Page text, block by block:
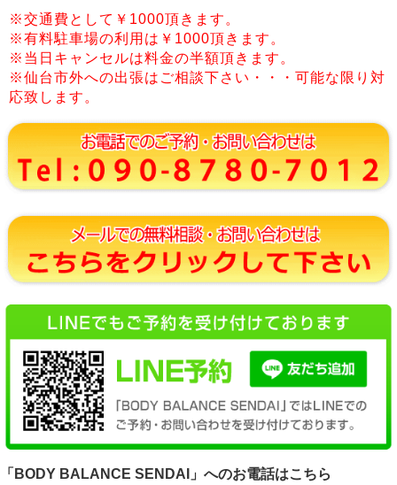
※交通費として￥1000頂きます。
※有料駐車場の利用は￥1000頂きます。
※当日キャンセルは料金の半額頂きます。
※仙台市外への出張はご相談下さい・・・可能な限り対
応致します。
「BODY BALANCE SENDAI」へのお電話はこちら